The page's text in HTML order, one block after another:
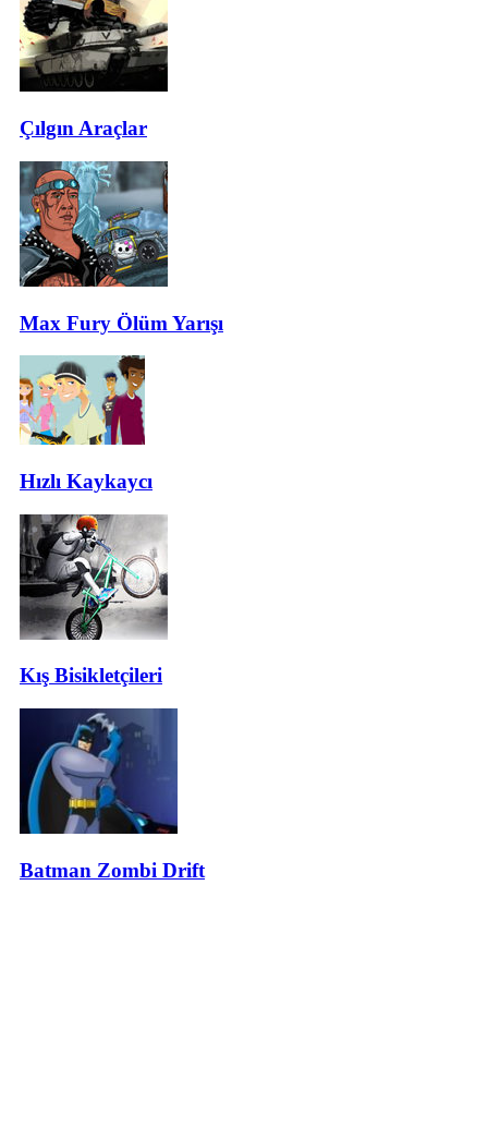
Çılgın Araçlar
Max Fury Ölüm Yarışı
Hızlı Kaykaycı
Kış Bisikletçileri
Batman Zombi Drift